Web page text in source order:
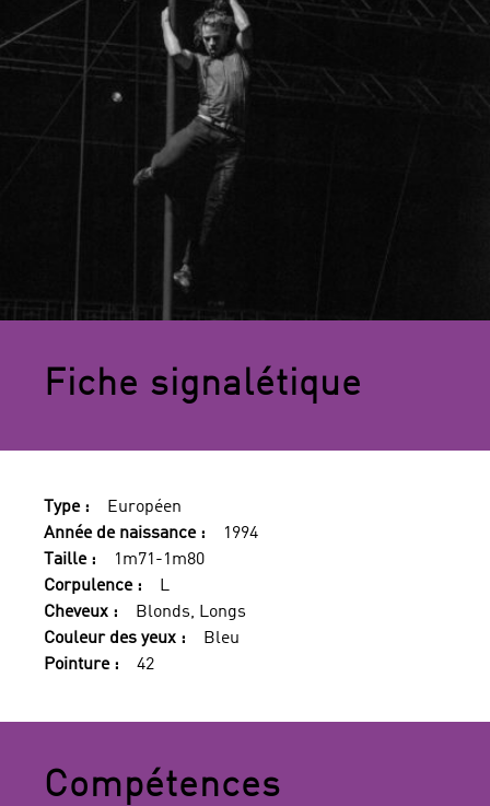
Fiche signalétique
Type :
Européen
Année de naissance :
1994
Taille :
1m71-1m80
Corpulence :
L
Cheveux :
Blonds, Longs
Couleur des yeux :
Bleu
Pointure :
42
Compétences